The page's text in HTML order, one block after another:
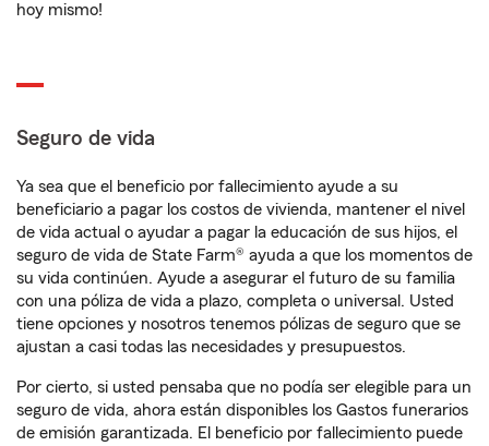
hoy mismo!
Seguro de vida
Ya sea que el beneficio por fallecimiento ayude a su
beneficiario a pagar los costos de vivienda, mantener el nivel
de vida actual o ayudar a pagar la educación de sus hijos, el
seguro de vida de State Farm® ayuda a que los momentos de
su vida continúen. Ayude a asegurar el futuro de su familia
con una póliza de vida a plazo, completa o universal. Usted
tiene opciones y nosotros tenemos pólizas de seguro que se
ajustan a casi todas las necesidades y presupuestos.
Por cierto, si usted pensaba que no podía ser elegible para un
seguro de vida, ahora están disponibles los Gastos funerarios
de emisión garantizada. El beneficio por fallecimiento puede